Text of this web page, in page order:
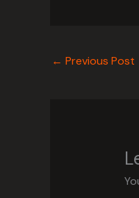
← Previous Post